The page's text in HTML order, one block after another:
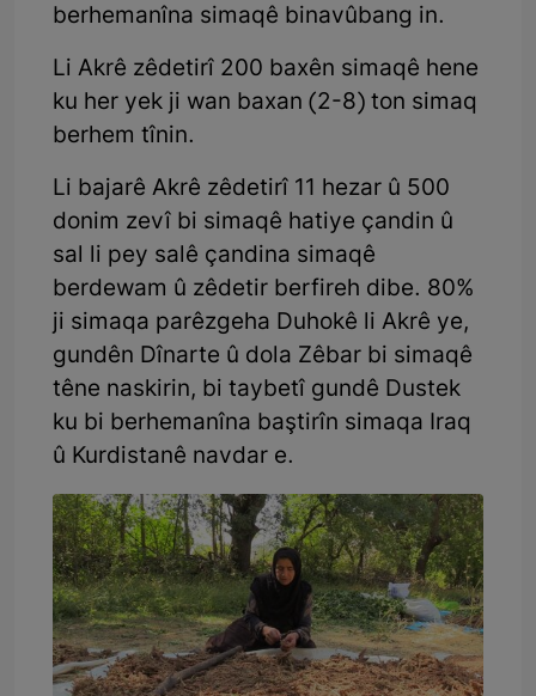
berhemanîna simaqê binavûbang in.
Li Akrê zêdetirî 200 baxên simaqê hene
ku her yek ji wan baxan (2-8) ton simaq
berhem tînin.
Li bajarê Akrê zêdetirî 11 hezar û 500
donim zevî bi simaqê hatiye çandin û
sal li pey salê çandina simaqê
berdewam û zêdetir berfireh dibe. 80%
ji simaqa parêzgeha Duhokê li Akrê ye,
gundên Dînarte û dola Zêbar bi simaqê
têne naskirin, bi taybetî gundê Dustek
ku bi berhemanîna baştirîn simaqa Iraq
û Kurdistanê navdar e.